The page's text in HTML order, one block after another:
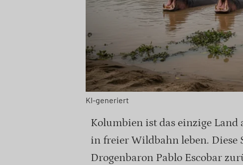
KI-generiert
Kolumbien ist das einzige
in freier Wildbahn leben. Diese
Drogenbaron Pablo Escobar